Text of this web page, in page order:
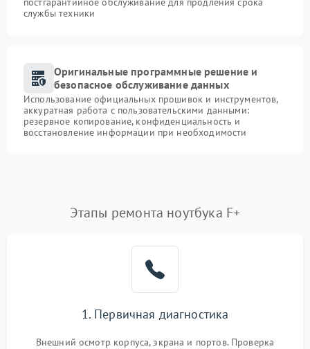
службы техники
Оригинальные программные решение и
безопасное обслуживание данных
Использование официальных прошивок и инструментов,
аккуратная работа с пользовательскими данными:
резервное копирование, конфиденциальность и
восстановление информации при необходимости
Этапы ремонта ноутбука F+
1. Первичная диагностика
Внешний осмотр корпуса, экрана и портов. Проверка